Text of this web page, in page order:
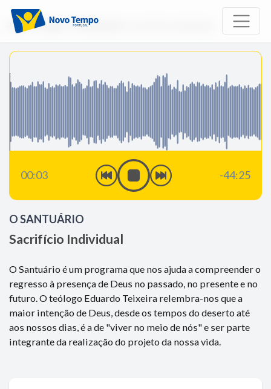
Início Rádio O Santuário
00:03 -44:25
O SANTUÁRIO
Sacrifício Individual
O Santuário é um programa que nos ajuda a compreender o
regresso à presença de Deus no passado, no presente e no
futuro. O teólogo Eduardo Teixeira relembra-nos que a
maior intenção de Deus, desde os tempos do deserto até
aos nossos dias, é a de "viver no meio de nós" e ser parte
integrante da realização do projeto da nossa vida.